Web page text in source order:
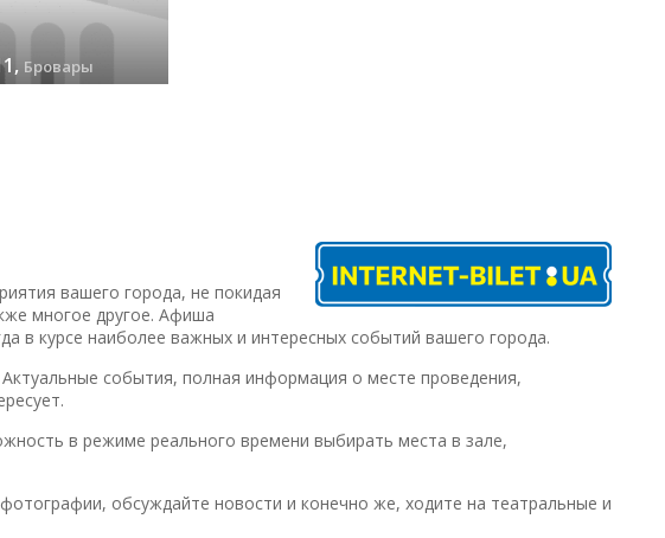
Бровары
вашего города, не покидая
многое другое. Афиша
в курсе наиболее важных и интересных событий вашего города.
события, полная информация о месте проведения,
в режиме реального времени выбирать места в зале,
обсуждайте новости и конечно же, ходите на театральные и